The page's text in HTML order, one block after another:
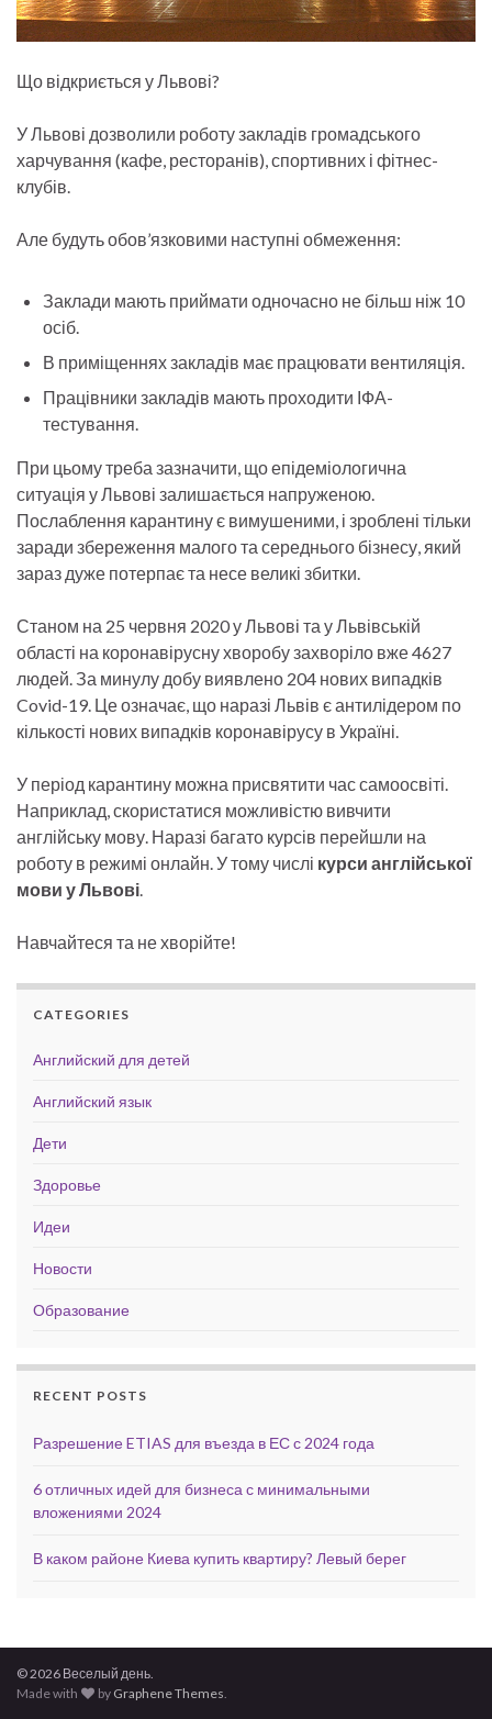
Що відкриється у Львові?
У Львові дозволили роботу закладів громадського
харчування (кафе, ресторанів), спортивних і фітнес-
клубів.
Але будуть обов’язковими наступні обмеження:
Заклади мають приймати одночасно не більш ніж 10
осіб.
В приміщеннях закладів має працювати вентиляція.
Працівники закладів мають проходити ІФА-
тестування.
При цьому треба зазначити, що епідеміологична
ситуація у Львові залишається напруженою.
Послаблення карантину є вимушеними, і зроблені тільки
заради збереження малого та середнього бізнесу, який
зараз дуже потерпає та несе великі збитки.
Станом на 25 червня 2020 у Львові та у Львівській
області на коронавірусну хворобу захворіло вже 4627
людей. За минулу добу виявлено 204 нових випадків
Covid-19. Це означає, що наразі Львів є антилідером по
кількості нових випадків коронавірусу в Україні.
У період карантину можна присвятити час самоосвіті.
Наприклад, скористатися можливістю вивчити
англійську мову. Наразі багато курсів перейшли на
роботу в режимі онлайн. У тому числі курси англійської
мови у Львові
Навчайтеся та не хворійте!
CATEGORIES
Английский для детей
Английский язык
Дети
Здоровье
Идеи
Новости
Образование
RECENT POSTS
Разрешение ETIAS для въезда в ЕС с 2024 года
6 отличных идей для бизнеса с минимальными
вложениями 2024
В каком районе Киева купить квартиру? Левый берег
© 2026 Веселый день.
Made with
by Graphene Themes